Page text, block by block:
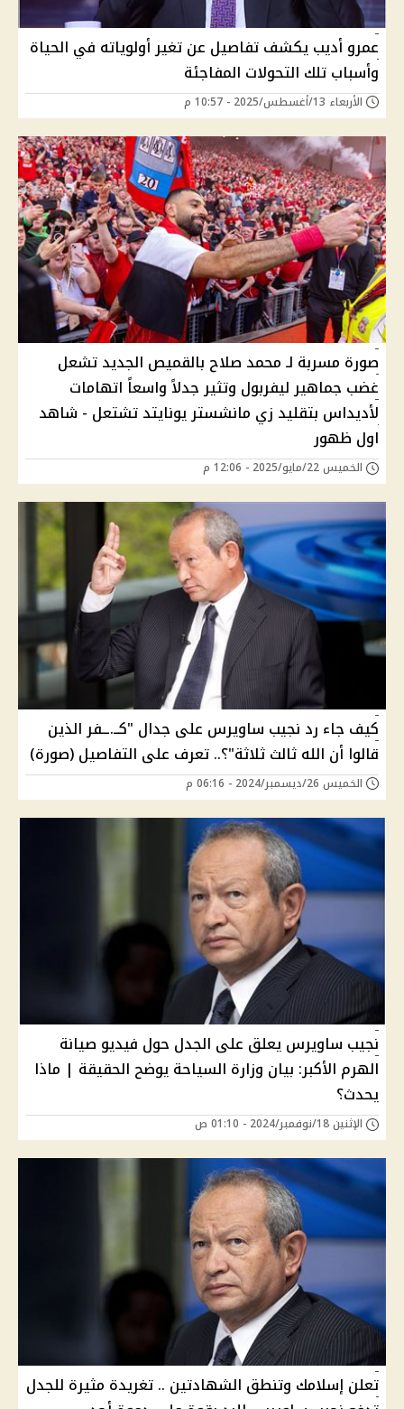
عمرو أديب يكشف تفاصيل عن تغير أولوياته في الحياة
وأسباب تلك التحولات المفاجئة
الأربعاء 13/أغسطس/2025 - 10:57 م
صورة مسربة لـ محمد صلاح بالقميص الجديد تشعل
غضب جماهير ليفربول وتثير جدلاً واسعاً اتهامات
لأديداس بتقليد زي مانشستر يونايتد تشتعل - شاهد
اول ظهور
الخميس 22/مايو/2025 - 12:06 م
كيف جاء رد نجيب ساويرس على جدال "كــ.ــفر الذين
قالوا أن الله ثالث ثلاثة"؟.. تعرف على التفاصيل (صورة)
الخميس 26/ديسمبر/2024 - 06:16 م
نجيب ساويرس يعلق على الجدل حول فيديو صيانة
الهرم الأكبر: بيان وزارة السياحة يوضح الحقيقة | ماذا
يحدث؟
الإثنين 18/نوفمبر/2024 - 01:10 ص
تعلن إسلامك وتنطق الشهادتين .. تغريدة مثيرة للجدل